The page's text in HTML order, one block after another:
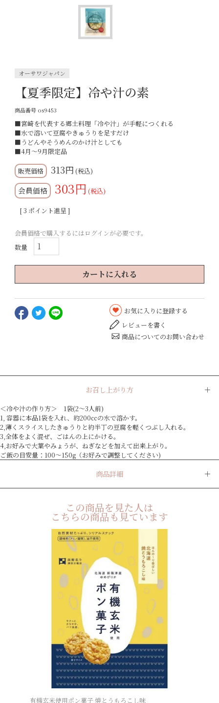
オーサワジャパン
【夏季限定】冷や汁の素
商品番号 os9453
■宮崎を代表する郷土料理「冷や汁」が手軽につくれる
■水で溶いて豆腐やきゅうりを足すだけ
■うどんやそうめんのかけ汁としても
■4月～9月限定品
313 税込
会員価格 303 税込
[3 ポイント進呈 ]
会員価格で購入するにはログインが必要です。
カートに入れる
お気に入りに登録する
レビューを書く
商品についてのお問い合わせ
お召し上がり方
＜冷や汁の作り方＞ 1袋(2～3人前)
1, 容器に本品1袋を入れ、約200㏄の水で溶かす。
2,薄くスライスしたきゅうりと約半丁の豆腐を軽くつぶし入れる。
3,全体をよく混ぜ、ごはんの上にかける。
4,お好みで大葉やみょうが、ねぎなどを加えて出来上がり。
ご飯の目安量：100～150g（お好みで調整してください)
商品詳細
この商品を見た人は
こちらの商品も見ています
有機玄米使用ポン菓子 焼とうもろこし味